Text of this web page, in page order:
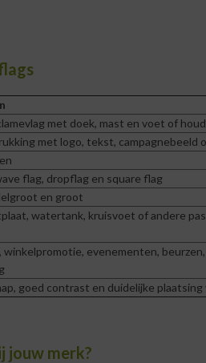
met doek, mast en voet of
met logo, tekst, campagnebeeld
flag, dropflag en square flag
en groot
watertank, kruisvoet of andere
winkelpromotie, evenementen,
goed contrast en duidelijke
jouw merk?